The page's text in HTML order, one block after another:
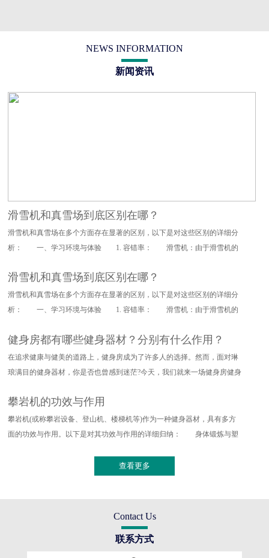
NEWS INFORMATION
新闻资讯
滑雪机和真雪场到底区别在哪？
雪机和真雪场在多个方面存在显著的区别，以下是对这些区别的详细分
析： 一、学习环境与体验 1. 容错率： 滑雪机：由于滑雪机的
滑雪机和真雪场到底区别在哪？
雪机和真雪场在多个方面存在显著的区别，以下是对这些区别的详细分
析： 一、学习环境与体验 1. 容错率： 滑雪机：由于滑雪机的
健身房都有哪些健身器材？分别有什么作用？
追求健康与健美的道路上，健身房成为了许多人的选择。然而，面对琳
琅满目的健身器材，你是否也曾感到迷茫?今天，我们就来一场健身房健身
攀岩机的功效与作用
岩机(或称攀岩设备、登山机、楼梯机等)作为一种健身器材，具有多方
面的功效与作用。以下是对其功效与作用的详细归纳： 身体锻炼与塑
查看更多
Contact Us
联系方式